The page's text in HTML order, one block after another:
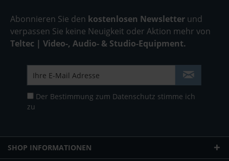
Abonnieren Sie den kostenlosen Newsletter und
verpassen Sie keine Neuigkeit oder Aktion mehr von
Teltec | Video-, Audio- & Studio-Equipment.
Der Bestimmung zum Datenschutz stimme ich
zu
SHOP INFORMATIONEN